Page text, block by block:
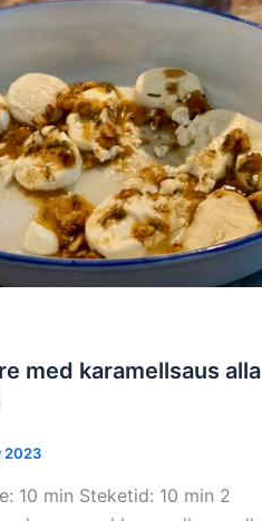
med karamellsaus alla
2023
10 min Steketid: 10 min 2